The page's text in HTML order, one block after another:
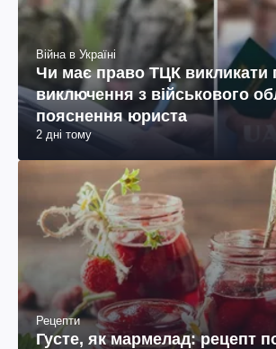
Війна в Україні
Чи має право ТЦК викликати
виключення з військового
пояснення юриста
2 дні тому
Рецепти
Густе, як мармелад: рецепт